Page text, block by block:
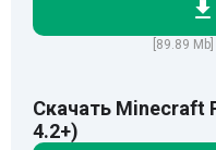
[89.89
Скачать Minecraft
4.2+)